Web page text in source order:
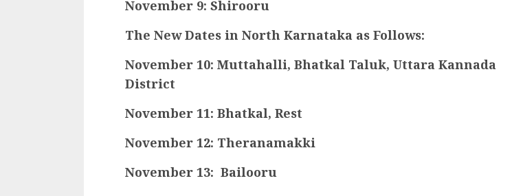
November 9: Shirooru
The New Dates in North Karnataka as Follows:
November 10: Muttahalli, Bhatkal Taluk, Uttara Kannada
District
November 11: Bhatkal, Rest
November 12: Theranamakki
November 13: Bailooru